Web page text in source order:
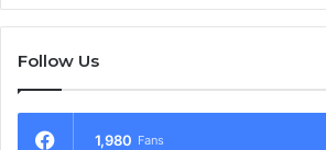
Follow Us
1,980 Fans